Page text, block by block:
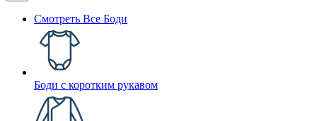
Смотреть Все Боди
Боди с коротким рукавом